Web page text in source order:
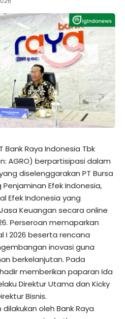
Bank Raya Indonesia Tbk
AGRO) berpartisipasi dalam
diselenggarakan PT Bursa
Penjaminan Efek Indonesia,
Efek Indonesia yang
Keuangan secara online
Perseroan memaparkan
I 2026 beserta rencana
inovasi guna
berkelanjutan. Pada
memberikan paparan Ida
Direktur Utama dan Kicky
Bisnis.
oleh Bank Raya